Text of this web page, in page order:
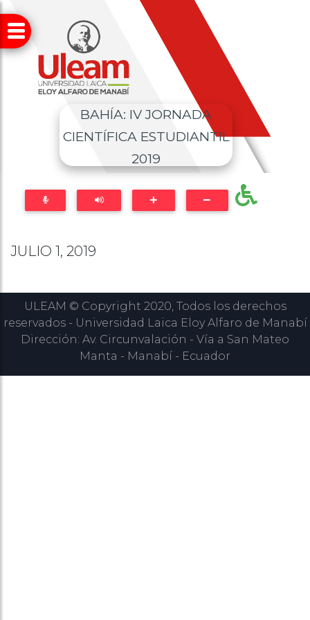
BAHÍA: IV JORNADA
CIENTÍFICA ESTUDIANTIL
2019
JULIO 1, 2019
ULEAM © Copyright 2020, Todos los derechos
reservados - Universidad Laica Eloy Alfaro de Manabí
Dirección: Av. Circunvalación - Vía a San Mateo
Manta - Manabí - Ecuador